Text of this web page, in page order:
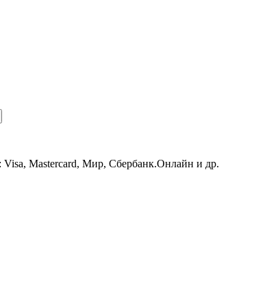
Mastercard, Мир, Сбербанк.Онлайн и др.